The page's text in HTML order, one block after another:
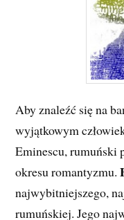
Aby znaleźć się na
wyjątkowym
Eminescu, rumuński
okresu romantyzmu.
najwybitniejszego,
rumuńskiej. Jego